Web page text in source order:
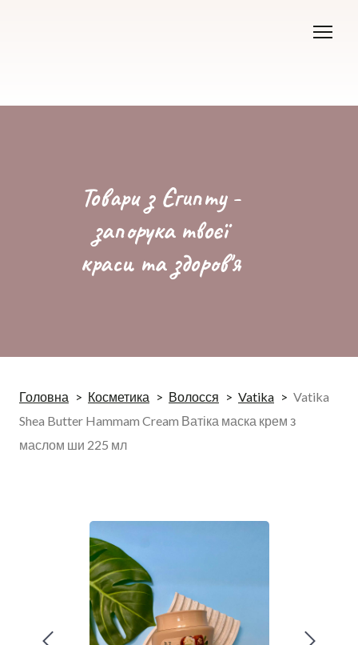
Товари з Єгипту -
запорука твоєї
краси та здоров'я
Головна Косметика Волосся Vatika
Vatika
Shea Butter Hammam Cream Ватіка маска крем з
маслом ши 225 мл